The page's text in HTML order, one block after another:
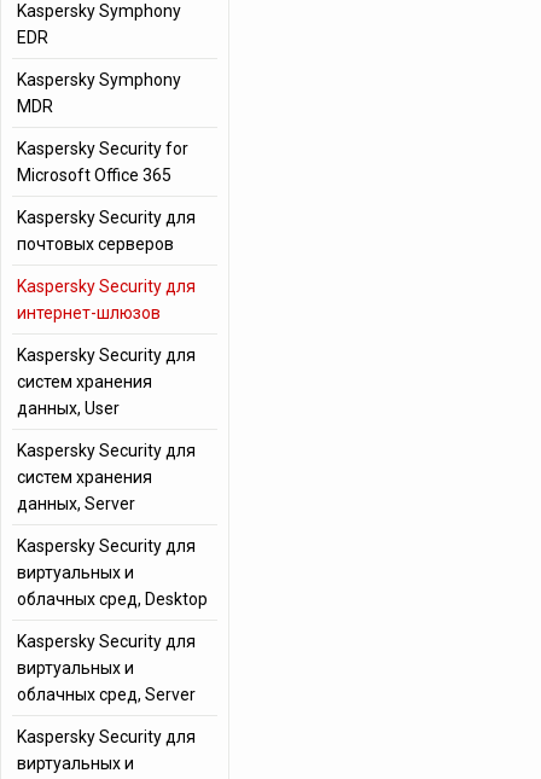
Kaspersky Symphony
EDR
Kaspersky Symphony
MDR
Kaspersky Security for
Microsoft Office 365
Kaspersky Security для
почтовых серверов
Kaspersky Security для
интернет-шлюзов
Kaspersky Security для
систем хранения
данных, User
Kaspersky Security для
систем хранения
данных, Server
Kaspersky Security для
виртуальных и
облачных сред, Desktop
Kaspersky Security для
виртуальных и
облачных сред, Server
Kaspersky Security для
виртуальных и